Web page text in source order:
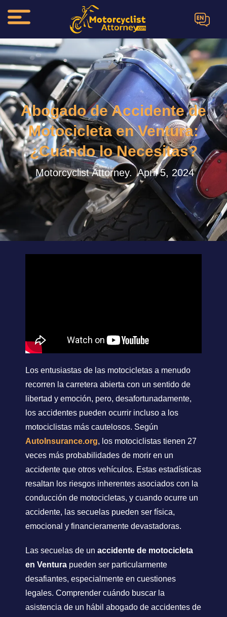
EN
Abogado de Accidente de
Motocicleta en Ventura:
¿Cuándo lo Necesitas?
Motorcyclist Attorney. April 5, 2024
Los entusiastas de las motocicletas a menudo
recorren la carretera abierta con un sentido de
libertad y emoción, pero, desafortunadamente,
los accidentes pueden ocurrir incluso a los
motociclistas más cautelosos. Según
AutoInsurance.org, los motociclistas tienen 27
veces más probabilidades de morir en un
accidente que otros vehículos. Estas estadísticas
resaltan los riesgos inherentes asociados con la
conducción de motocicletas, y cuando ocurre un
accidente, las secuelas pueden ser física,
emocional y financieramente devastadoras.
Las secuelas de un accidente de motocicleta
en Ventura pueden ser particularmente
desafiantes, especialmente en cuestiones
legales. Comprender cuándo buscar la
asistencia de un hábil abogado de accidentes de